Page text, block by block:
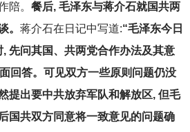
陪。 餐后, 毛泽东与蒋介石就国共两
。 蒋介石在日记中写道:“毛泽东今日
先问其国、共两党合作办法及其意
回答。可见双方一些原则问题仍没
提出要中共放弃军队和解放区, 但毛
国共双方同意将一致意见的问题确